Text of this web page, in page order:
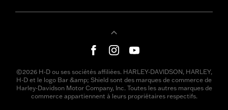
©2026 H-D ou ses sociétés affiliées. HARLEY-DAVIDSON, HARLEY,
H-D et le logo Bar &amp; Shield sont des marques de commerce de
Harley-Davidson Motor Company, Inc. Toutes les autres marques de
commerce appartiennent à leurs propriétaires respectifs.